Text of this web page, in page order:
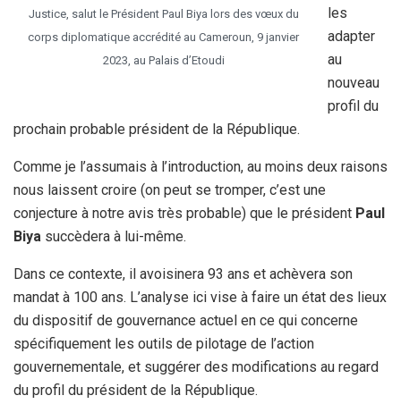
Justice, salut le Président Paul Biya lors des vœux du
corps diplomatique accrédité au Cameroun, 9 janvier
2023, au Palais d’Etoudi
les
adapter
au
nouveau
profil du
prochain probable président de la République.
Comme je l’assumais à l’introduction, au moins deux raisons
nous laissent croire (on peut se tromper, c’est une
conjecture à notre avis très probable) que le président Paul
Biya succèdera à lui-même.
Dans ce contexte, il avoisinera 93 ans et achèvera son
mandat à 100 ans. L’analyse ici vise à faire un état des lieux
du dispositif de gouvernance actuel en ce qui concerne
spécifiquement les outils de pilotage de l’action
gouvernementale, et suggérer des modifications au regard
du profil du président de la République.